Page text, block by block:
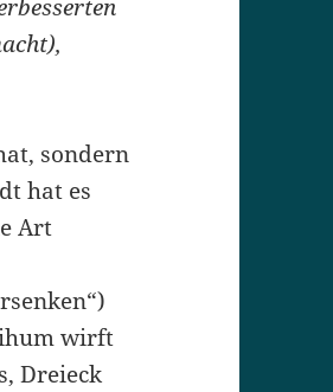
sondern
hat es
Art
wirft
Dreieck